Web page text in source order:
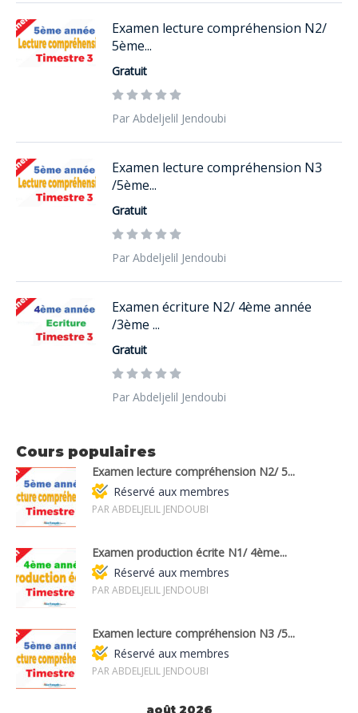
Examen lecture compréhension N2/
5ème...
Gratuit
Par Abdeljelil Jendoubi
Examen lecture compréhension N3
/5ème...
Gratuit
Par Abdeljelil Jendoubi
Examen écriture N2/ 4ème année
/3ème ...
Gratuit
Par Abdeljelil Jendoubi
Cours populaires
Examen lecture compréhension N2/ 5...
Réservé aux membres
PAR ABDELJELIL JENDOUBI
Examen production écrite N1/ 4ème...
Réservé aux membres
PAR ABDELJELIL JENDOUBI
Examen lecture compréhension N3 /5...
Réservé aux membres
PAR ABDELJELIL JENDOUBI
août 2026